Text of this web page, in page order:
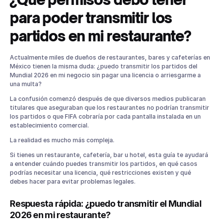
restaurante?
¿Por qué surgió la polémica?
¿La FIFA cobrará por transmitir los partidos?
¿Qué es el Public Viewing de FIFA?
partidos como parte de su operación normal
Caso 2: Watch parties y eventos especiales
¿Dónde se tramita una licencia para transmitir el Mundial?
¿Cuánto cuesta una licencia FIFA?
¿Necesito registrarme si solo tengo una televisión en mi
cafetería?
¿Puedo usar una cuenta personal de streaming?
¿Puedo cobrar cover para ver el Mundial?
¿Puedo hacer promociones relacionadas con el Mundial?
¿Puedo usar el logo del Mundial 2026?
¿Las multas realmente pueden llegar a millones de pesos?
Conclusión
Preguntas frecuentes sobre transmitir el Mundial 2026 en
para poder transmitir los
partidos en mi restaurante?
Actualmente miles de dueños de restaurantes, bares y cafeterías en
México tienen la misma duda: ¿puedo transmitir los partidos del
Mundial 2026 en mi negocio sin pagar una licencia o arriesgarme a
una multa?
La confusión comenzó después de que diversos medios publicaran
titulares que aseguraban que los restaurantes no podrían transmitir
los partidos o que FIFA cobraría por cada pantalla instalada en un
establecimiento comercial.
La realidad es mucho más compleja.
Si tienes un restaurante, cafetería, bar u hotel, esta guía te ayudará
a entender cuándo puedes transmitir los partidos, en qué casos
podrías necesitar una licencia, qué restricciones existen y qué
debes hacer para evitar problemas legales.
Respuesta rápida: ¿puedo transmitir el Mundial
2026 en mi restaurante?